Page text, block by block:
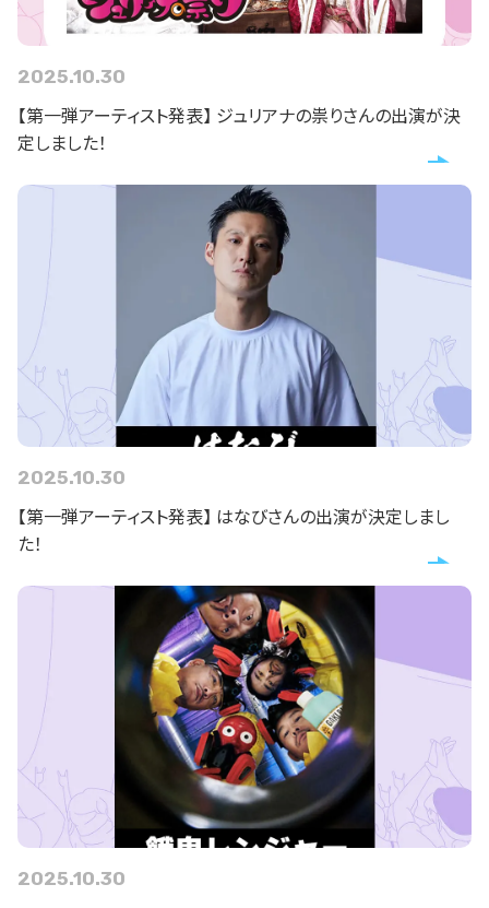
2025.10.30
【第一弾アーティスト発表】 ジュリアナの祟りさんの出演が決
定しました！
2025.10.30
【第一弾アーティスト発表】 はなびさんの出演が決定しまし
た！
2025.10.30